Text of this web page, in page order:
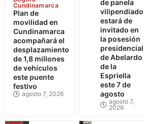
Cundinamarca
Plan de
movilidad en
Cundinamarca
acompañará el
desplazamiento
de 1,8 millones
de vehículos
este puente
festivo
agosto 7, 2026
de panela
vilipendiado
estará de
invitado en
la posesión
presidencial
de Abelardo
de la
Espriella
este 7 de
agosto
agosto 7,
2026